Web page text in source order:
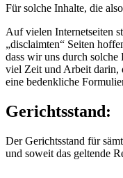
Für solche Inhalte, die
Auf vielen Internetseiten
„disclaimten“ Seiten
dass wir uns durch
viel Zeit und Arbeit darin,
eine bedenkliche
Gerichtsstand:
Der Gerichtsstand für
und soweit das geltende